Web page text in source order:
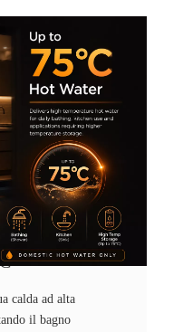
calda ad alta
il bagno